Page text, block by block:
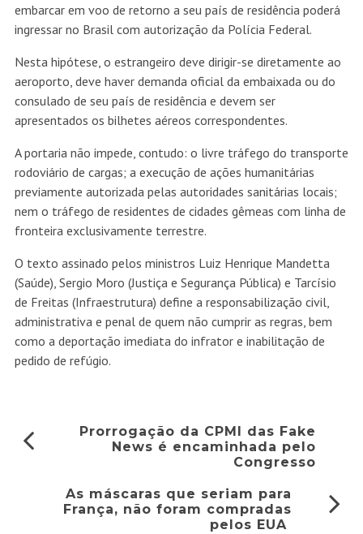
embarcar em voo de retorno a seu país de residência poderá
ingressar no Brasil com autorização da Polícia Federal.
Nesta hipótese, o estrangeiro deve dirigir-se diretamente ao
aeroporto, deve haver demanda oficial da embaixada ou do
consulado de seu país de residência e devem ser
apresentados os bilhetes aéreos correspondentes.
A portaria não impede, contudo: o livre tráfego do transporte
rodoviário de cargas; a execução de ações humanitárias
previamente autorizada pelas autoridades sanitárias locais;
nem o tráfego de residentes de cidades gêmeas com linha de
fronteira exclusivamente terrestre.
O texto assinado pelos ministros Luiz Henrique Mandetta
(Saúde), Sergio Moro (Justiça e Segurança Pública) e Tarcísio
de Freitas (Infraestrutura) define a responsabilização civil,
administrativa e penal de quem não cumprir as regras, bem
como a deportação imediata do infrator e inabilitação de
pedido de refúgio.
Prorrogação da CPMI das Fake
News é encaminhada pelo
Congresso
As máscaras que seriam para
França, não foram compradas
pelos EUA